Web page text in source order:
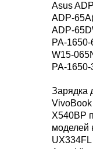
Asus
ADP-
ADP-
PA-1650-
W15-
PA-1650-
Зарядка
X540BP
моделей
UX334FL